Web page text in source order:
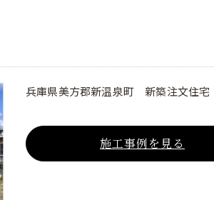
兵庫県美方郡新温泉町 新築注文住宅
施工事例を見る